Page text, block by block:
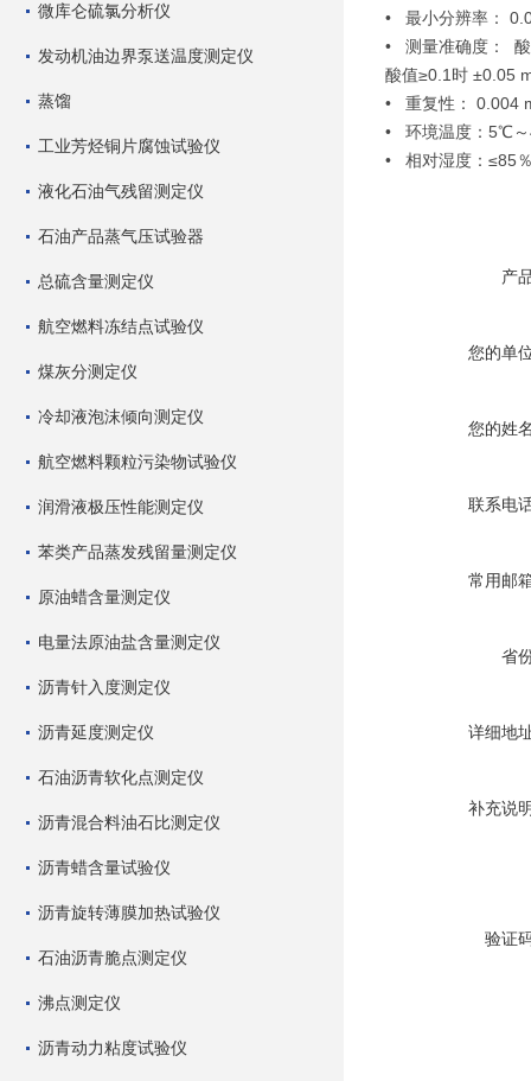
微库仑硫氯分析仪
发动机油边界泵送温度测定仪
蒸馏
工业芳烃铜片腐蚀试验仪
液化石油气残留测定仪
石油产品蒸气压试验器
总硫含量测定仪
航空燃料冻结点试验仪
煤灰分测定仪
冷却液泡沫倾向测定仪
航空燃料颗粒污染物试验仪
润滑液极压性能测定仪
苯类产品蒸发残留量测定仪
原油蜡含量测定仪
电量法原油盐含量测定仪
沥青针入度测定仪
沥青延度测定仪
石油沥青软化点测定仪
沥青混合料油石比测定仪
沥青蜡含量试验仪
沥青旋转薄膜加热试验仪
石油沥青脆点测定仪
沸点测定仪
沥青动力粘度试验仪
• 最小分辨率：
• 测量准确度：
酸值≥0.1时 ±0.05
• 重复性： 0.004
• 环境温度：5℃
• 相对湿度：≤85
产
您的单
您的姓
联系电
常用邮
省
详细地
补充说
验证